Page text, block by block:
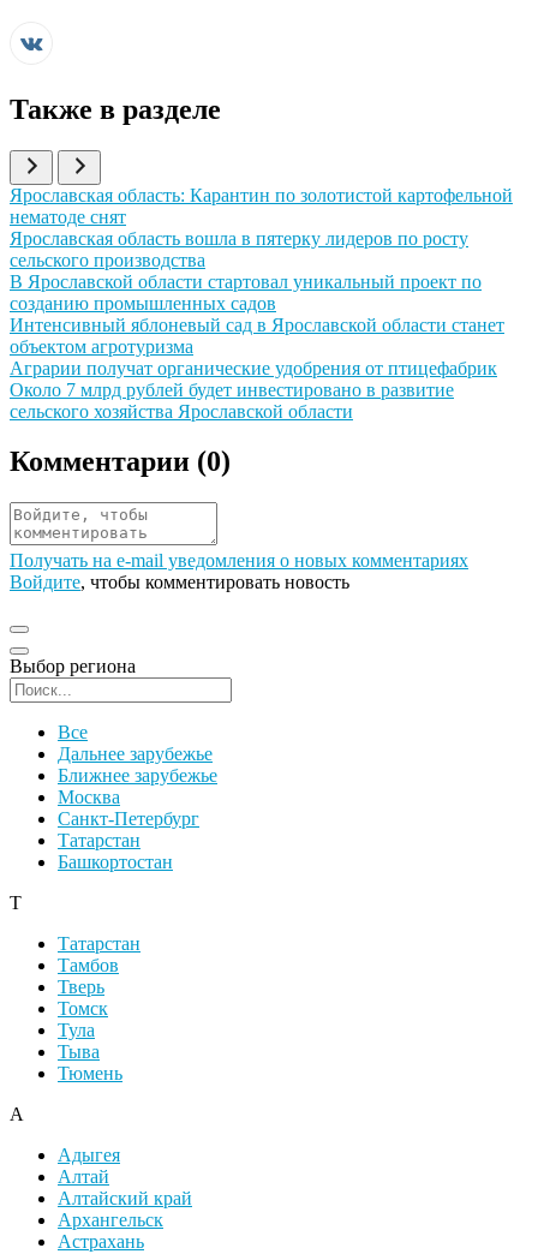
Также в разделе
Иллюстрация новости
Ярославская область: Карантин по золотистой картофельной
нематоде снят
Иллюстрация новости
Ярославская область вошла в пятерку лидеров по росту
сельского производства
Иллюстрация новости
В Ярославской области стартовал уникальный проект по
созданию промышленных садов
Иллюстрация новости
Интенсивный яблоневый сад в Ярославской области станет
объектом агротуризма
Иллюстрация новости
Аграрии получат органические удобрения от птицефабрик
Иллюстрация новости
Около 7 млрд рублей будет инвестировано в развитие
сельского хозяйства Ярославской области
Комментарии (0)
Получать на e‑mail уведомления о новых комментариях
Войдите, чтобы комментировать новость
Выбор региона
Все
Дальнее зарубежье
Ближнее зарубежье
Москва
Санкт-Петербург
Татарстан
Башкортостан
Т
Татарстан
Тамбов
Тверь
Томск
Тула
Тыва
Тюмень
А
Адыгея
Алтай
Алтайский край
Архангельск
Астрахань